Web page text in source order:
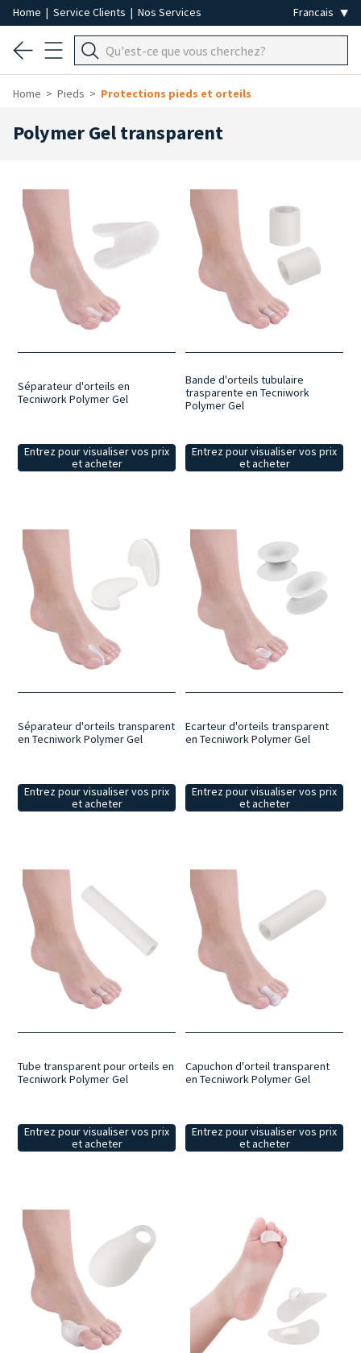
Home | Service Clients | Nos Services
Home Pieds Protections pieds et orteils
Polymer Gel transparent
Séparateur d'orteils en
Tecniwork Polymer Gel
Entrez pour visualiser vos prix
et acheter
Bande d'orteils tubulaire
trasparente en Tecniwork
Polymer Gel
Entrez pour visualiser vos prix
et acheter
Séparateur d'orteils transparent
en Tecniwork Polymer Gel
Entrez pour visualiser vos prix
et acheter
Ecarteur d'orteils transparent
en Tecniwork Polymer Gel
Entrez pour visualiser vos prix
et acheter
Tube transparent pour orteils en
Tecniwork Polymer Gel
Entrez pour visualiser vos prix
et acheter
Capuchon d'orteil transparent
en Tecniwork Polymer Gel
Entrez pour visualiser vos prix
et acheter